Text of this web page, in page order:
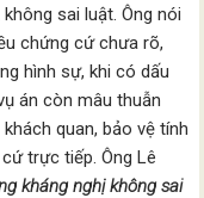
sai luật. Ông nói
chứng cứ chưa rõ,
hình sự, khi có dấu
án còn mâu thuẫn
quan, bảo vệ tính
trực tiếp. Ông Lê
kháng nghị không sai